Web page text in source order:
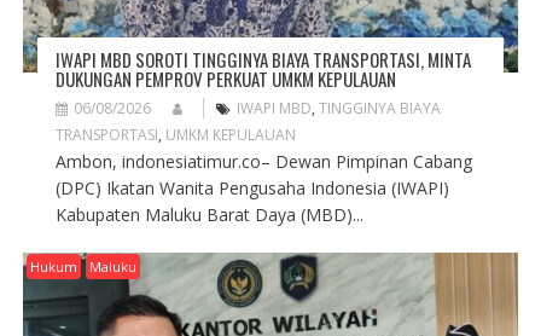
IWAPI MBD SOROTI TINGGINYA BIAYA TRANSPORTASI, MINTA
DUKUNGAN PEMPROV PERKUAT UMKM KEPULAUAN
06/08/2026 IWAPI MBD, TINGGINYA BIAYA
TRANSPORTASI, UMKM KEPULAUAN
Ambon, indonesiatimur.co– Dewan Pimpinan Cabang
(DPC) Ikatan Wanita Pengusaha Indonesia (IWAPI)
Kabupaten Maluku Barat Daya (MBD)...
Hukum Maluku